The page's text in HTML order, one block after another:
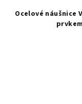
Ocelové náušnice
prvkem